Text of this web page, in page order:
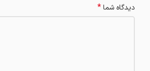
دیدگاه شما*